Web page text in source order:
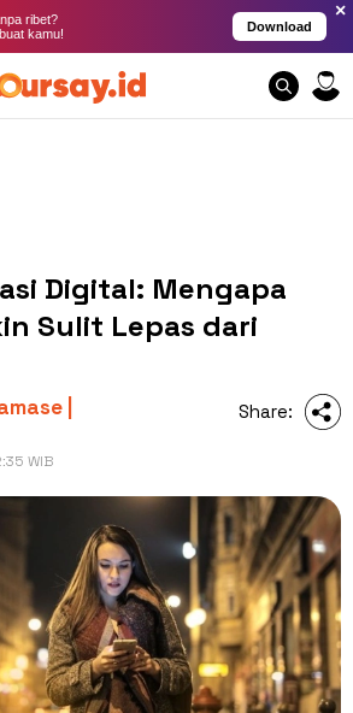
ribet?
kamu!
Download
×
Digital: Mengapa
Sulit Lepas dari
|
WIB
Share: